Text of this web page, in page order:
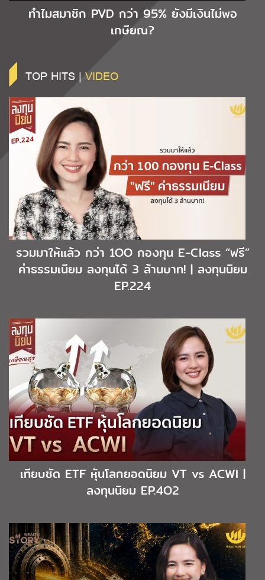
ทำไมสมาชิก PVD กว่า 95% ยังมีเงินไม่พอ
เกษียณ?
TOP HITS | VIDEO
รวมมาให้แล้ว กว่า 1OO กองทุน E-Class “ฟรี”
ค่าธรรมเนียม ลงทุนได้ 3 ล้านบาท! | ลงทุนนิยม
EP.224
เทียบชัด ETF หุ้นโลกยอดนิยม VT vs ACWI |
ลงทุนนิยม EP.4O2